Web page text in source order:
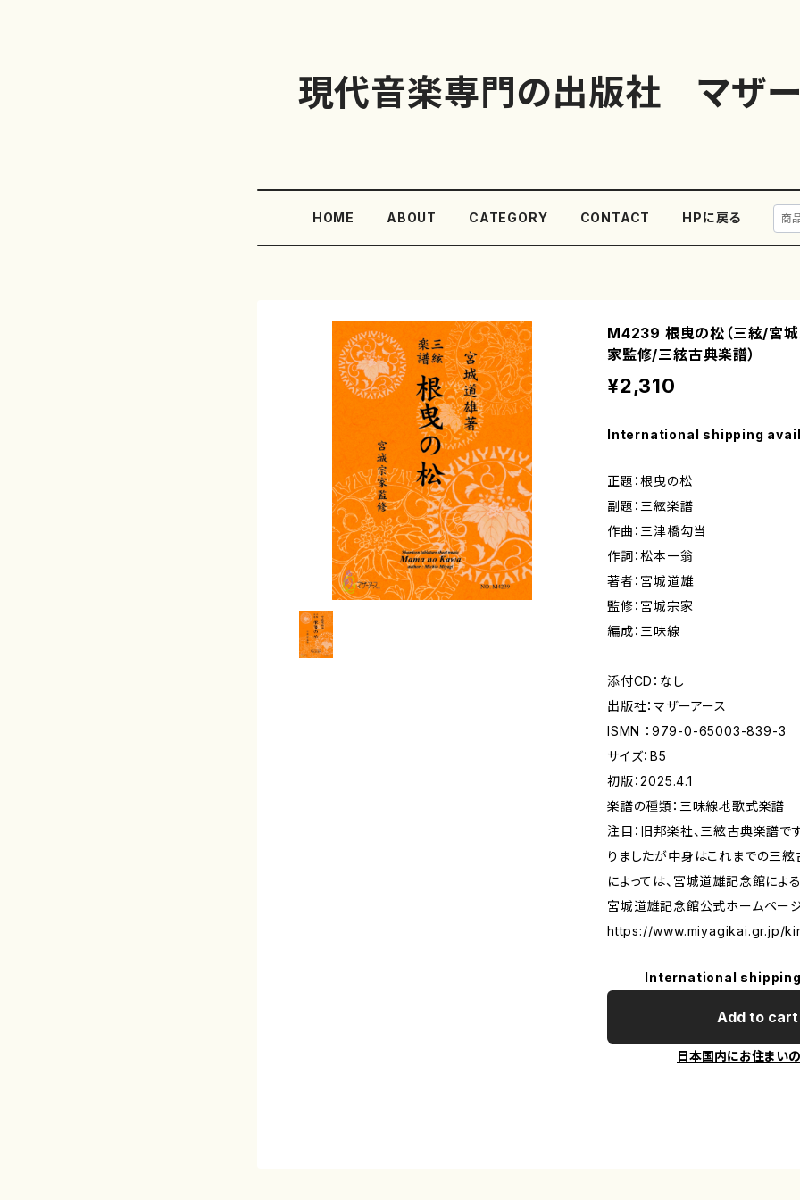
現代音楽専門の出版社 マザー
HOME ABOUT CATEGORY CONTACT HPに戻る
M4239 根曳の松（三絃/宮城
家監修/三絃古典楽譜）
¥2,310
International shipping
正題：根曳の松
副題：三絃楽譜
作曲：三津橋勾当
作詞：松本一翁
著者：宮城道雄
監修：宮城宗家
編成：三味線
添付CD：なし
出版社：マザーアース
ISMN ：979-0-65003-839-3
サイズ：B5
初版：2025.4.1
楽譜の種類：三味線地歌式楽譜
注目：旧邦楽社、三絃古典楽譜で
りましたが中身はこれまでの三絃
によっては、宮城道雄記念館によ
宮城道雄記念館公式ホームペー
https://www.miyagikai.gr.jp/
International
Add to cart
日本国内にお住まい